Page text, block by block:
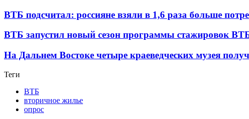
ВТБ подсчитал: россияне взяли в 1,6 раза больше
ВТБ запустил новый сезон программы стажировок
На Дальнем Востоке четыре краеведческих музея
Теги
ВТБ
вторичное жилье
опрос